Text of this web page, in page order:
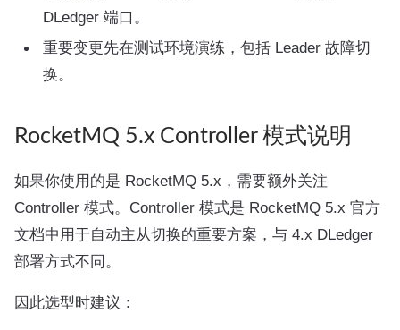
DLedger 端口。
重要变更先在测试环境演练，包括 Leader 故障切
换。
RocketMQ 5.x Controller 模式说明
如果你使用的是 RocketMQ 5.x，需要额外关注
Controller 模式。Controller 模式是 RocketMQ 5.x 官方
文档中用于自动主从切换的重要方案，与 4.x DLedger
部署方式不同。
因此选型时建议：